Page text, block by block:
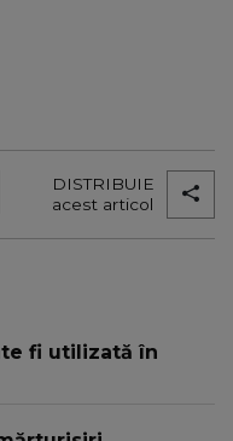
DISTRIBUIE
acest articol
fi utilizată în